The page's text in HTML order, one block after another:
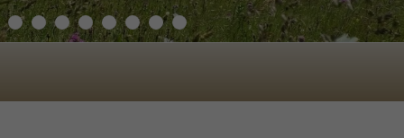
Name _gid
Laufzeit 1 Tag